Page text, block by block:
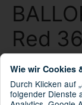
Red
Artikelnummer:
GTIN:
Wie wir Cookies
Durch Klicken auf
folgender Dienste